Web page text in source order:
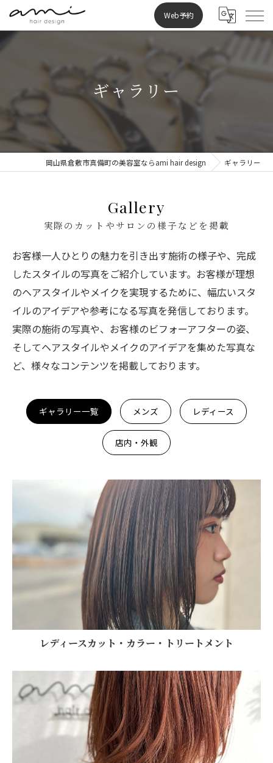
Web予約
ギャラリー
岡山県倉敷市真備町の美容室ならami hair design ギャラリー
Gallery
実際のカットやサロンの様子などを掲載
お客様一人ひとりの魅力を引き出す施術の様子や、完成
したスタイルの写真をご紹介しています。お客様が理想
のヘアスタイルやメイクを実現するために、幅広いスタ
イルのアイデアや参考になる写真を発信しております。
実際の施術の写真や、お客様のビフォーアフターの姿、
そしてヘアスタイルやメイクのアイデアを集めた写真な
ど、様々なコンテンツを掲載しております。
ギャラリー一覧 メンズ レディース
店内・外観
レディースカット・カラー・トリートメント